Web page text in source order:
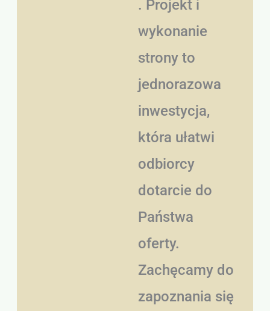
. Projekt i
wykonanie
strony to
jednorazowa
inwestycja,
która ułatwi
odbiorcy
dotarcie do
Państwa
oferty.
Zachęcamy do
zapoznania się